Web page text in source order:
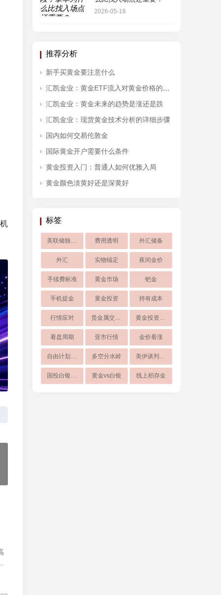
2026-05-18
推荐分析
新手买黄金要注意什么
汇凯金业：黄金ETF流入对黄金价格的影响分析
汇凯金业：黄金未来的趋势是涨还是跌
汇凯金业：现货黄金技术分析的详细步骤
国内如何交易伦敦金
国际黄金开户需要什么条件
黄金投资入门：普通人如何优雅入局
黄金颜色淡黄好还是深黄好
标签
美联储独立性 费用透明 外汇储备
外汇 实物锚定 夜间金价
手续费标准 黄金市场 钯金
手机提金 黄金投资 持有成本
行情应对 贵金属交易公司 黄金投资指南
看盘周期 亚市行情 金价看涨
自由计划暂停 多空分水岭 美伊谈判僵局
国投白银LOF 黄金vs白银 线上积存金